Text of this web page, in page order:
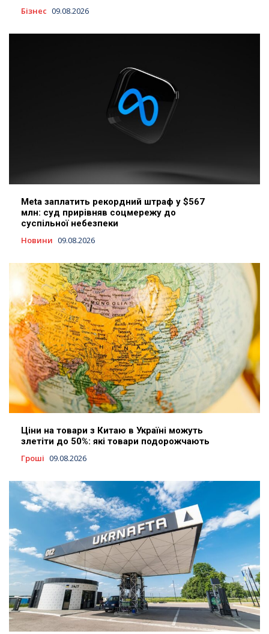
Бізнес 09.08.2026
Meta заплатить рекордний штраф у $567
млн: суд прирівняв соцмережу до
суспільної небезпеки
Новини 09.08.2026
Ціни на товари з Китаю в Україні можуть
злетіти до 50%: які товари подорожчають
Гроші 09.08.2026